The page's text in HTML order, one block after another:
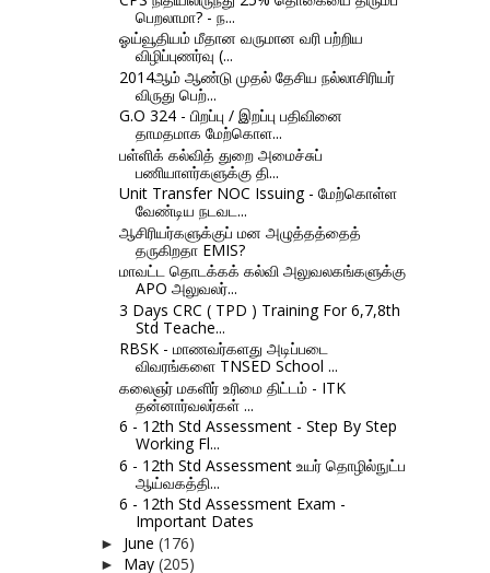
பெறலாமா? - ந...
ஓய்வூதியம் மீதான வருமான வரி பற்றிய
விழிப்புணர்வு (...
2014ஆம் ஆண்டு முதல் தேசிய நல்லாசிரியர்
விருது பெற்...
G.O 324 - பிறப்பு / இறப்பு பதிவினை
தாமதமாக மேற்கொள...
பள்ளிக் கல்வித் துறை அமைச்சுப்
பணியாளர்களுக்கு தி...
Unit Transfer NOC Issuing - மேற்கொள்ள
வேண்டிய நடவட...
ஆசிரியர்களுக்குப் மன அழுத்தத்தைத்
தருகிறதா EMIS?
மாவட்ட தொடக்கக் கல்வி அலுவலகங்களுக்கு
APO அலுவலர்...
3 Days CRC ( TPD ) Training For 6,7,8th
Std Teache...
RBSK - மாணவர்களது அடிப்படை
விவரங்களை TNSED School ...
கலைஞர் மகளிர் உரிமை திட்டம் - ITK
தன்னார்வலர்கள் ...
6 - 12th Std Assessment - Step By Step
Working Fl...
6 - 12th Std Assessment உயர் தொழில்நுட்ப
ஆய்வகத்தி...
6 - 12th Std Assessment Exam -
Important Dates
► June (176)
► May (205)